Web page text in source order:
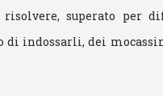
superato per
indossarli, dei